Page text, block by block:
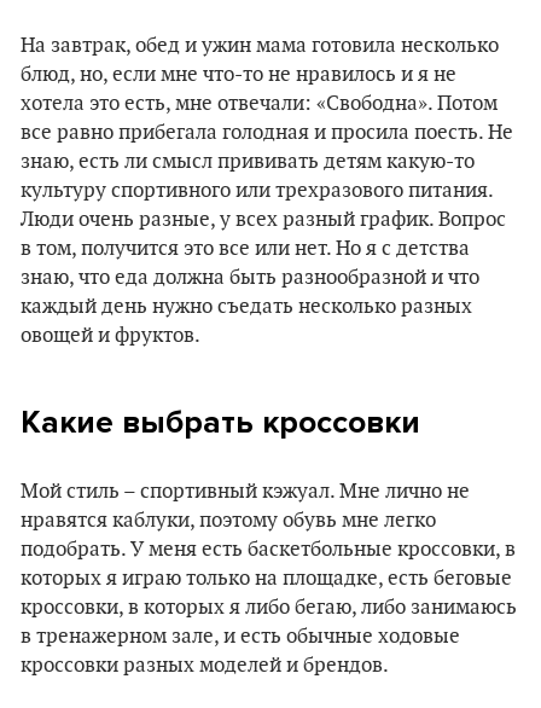
На завтрак, обед и ужин мама готовила несколько
блюд, но, если мне что-то не нравилось и я не
хотела это есть, мне отвечали: «Свободна». Потом
все равно прибегала голодная и просила поесть. Не
знаю, есть ли смысл прививать детям какую-то
культуру спортивного или трехразового питания.
Люди очень разные, у всех разный график. Вопрос
в том, получится это все или нет. Но я с детства
знаю, что еда должна быть разнообразной и что
каждый день нужно съедать несколько разных
овощей и фруктов.
Какие выбрать кроссовки
Мой стиль – спортивный кэжуал. Мне лично не
нравятся каблуки, поэтому обувь мне легко
подобрать. У меня есть баскетбольные кроссовки, в
которых я играю только на площадке, есть беговые
кроссовки, в которых я либо бегаю, либо занимаюсь
в тренажерном зале, и есть обычные ходовые
кроссовки разных моделей и брендов.